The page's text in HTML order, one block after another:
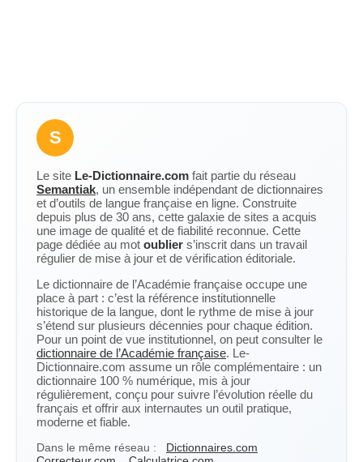
S
Le site Le-Dictionnaire.com fait partie du réseau
Semantiak, un ensemble indépendant de dictionnaires
et d’outils de langue française en ligne. Construite
depuis plus de 30 ans, cette galaxie de sites a acquis
une image de qualité et de fiabilité reconnue. Cette
page dédiée au mot oublier s’inscrit dans un travail
régulier de mise à jour et de vérification éditoriale.
Le dictionnaire de l’Académie française occupe une
place à part : c’est la référence institutionnelle
historique de la langue, dont le rythme de mise à jour
s’étend sur plusieurs décennies pour chaque édition.
Pour un point de vue institutionnel, on peut consulter le
dictionnaire de l’Académie française. Le-
Dictionnaire.com assume un rôle complémentaire : un
dictionnaire 100 % numérique, mis à jour
régulièrement, conçu pour suivre l’évolution réelle du
français et offrir aux internautes un outil pratique,
moderne et fiable.
Dans le même réseau :
Dictionnaires.com